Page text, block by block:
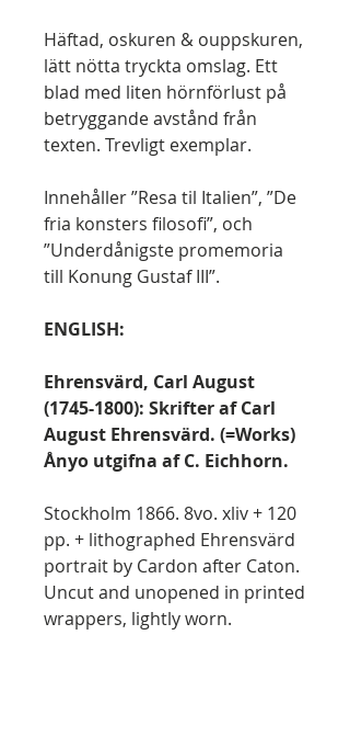
Häftad, oskuren & ouppskuren,
lätt nötta tryckta omslag. Ett
blad med liten hörnförlust på
betryggande avstånd från
texten. Trevligt exemplar.
Innehåller ”Resa til Italien”, ”De
fria konsters filosofi”, och
”Underdånigste promemoria
till Konung Gustaf III”.
ENGLISH:
Ehrensvärd, Carl August
(1745-1800): Skrifter af Carl
August Ehrensvärd. (=Works)
Ånyo utgifna af C. Eichhorn.
Stockholm 1866. 8vo. xliv + 120
pp. + lithographed Ehrensvärd
portrait by Cardon after Caton.
Uncut and unopened in printed
wrappers, lightly worn.